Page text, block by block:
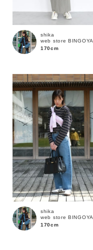
カラー
shika
web store BINGOYA
170cm
shika
web store BINGOYA
170cm